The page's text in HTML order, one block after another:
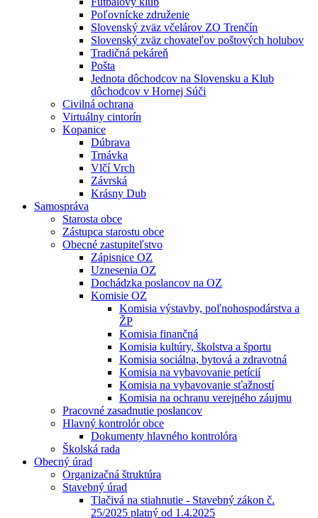
Poľovnícke združenie
Slovenský zväz včelárov ZO Trenčín
Slovenský zväz chovateľov poštových holubov
Tradičná pekáreň
Pošta
Jednota dôchodcov na Slovensku a Klub
dôchodcov v Hornej Súči
Civilná ochrana
Virtuálny cintorín
Kopanice
Dúbrava
Trnávka
Vlčí Vrch
Závrská
Krásny Dub
Samospráva
Starosta obce
Zástupca starostu obce
Obecné zastupiteľstvo
Zápisnice OZ
Uznesenia OZ
Dochádzka poslancov na OZ
Komisie OZ
Komisia výstavby, poľnohospodárstva a
ŽP
Komisia finančná
Komisia kultúry, školstva a športu
Komisia sociálna, bytová a zdravotná
Komisia na vybavovanie petícií
Komisia na vybavovanie sťažností
Komisia na ochranu verejného záujmu
Pracovné zasadnutie poslancov
Hlavný kontrolór obce
Dokumenty hlavného kontrolóra
Školská rada
Obecný úrad
Organizačná štruktúra
Stavebný úrad
Tlačivá na stiahnutie - Stavebný zákon č.
25/2025 platný od 1.4.2025